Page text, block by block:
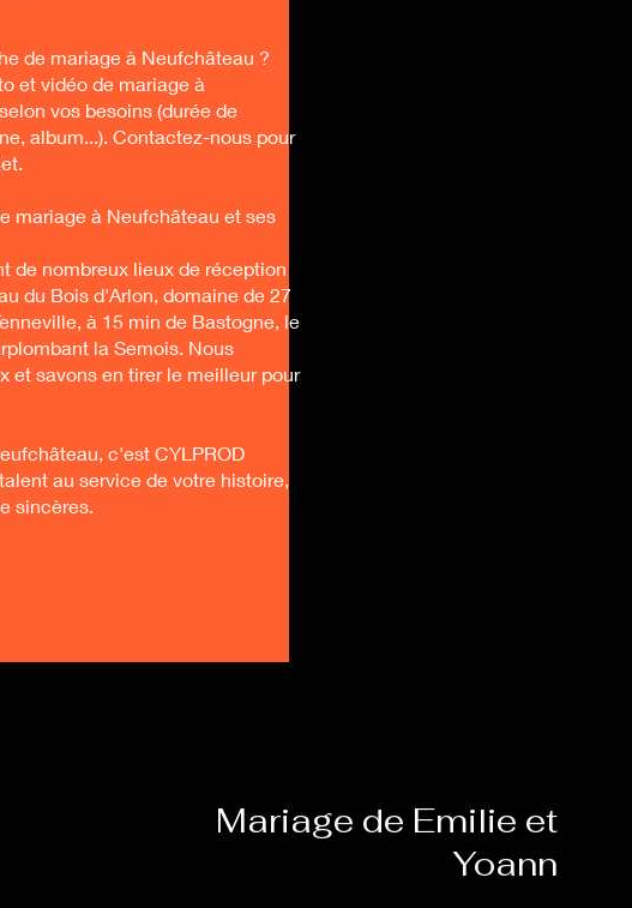
de mariage à Neufchâteau ?
et vidéo de mariage à
vos besoins (durée de
album...). Contactez-nous pour
mariage à Neufchâteau et ses
de nombreux lieux de réception
du Bois d'Arlon, domaine de 27
à 15 min de Bastogne, le
la Semois. Nous
et savons en tirer le meilleur pour
c'est CYLPROD
au service de votre histoire,
sincères.
Mariage de Emilie et
Yoann